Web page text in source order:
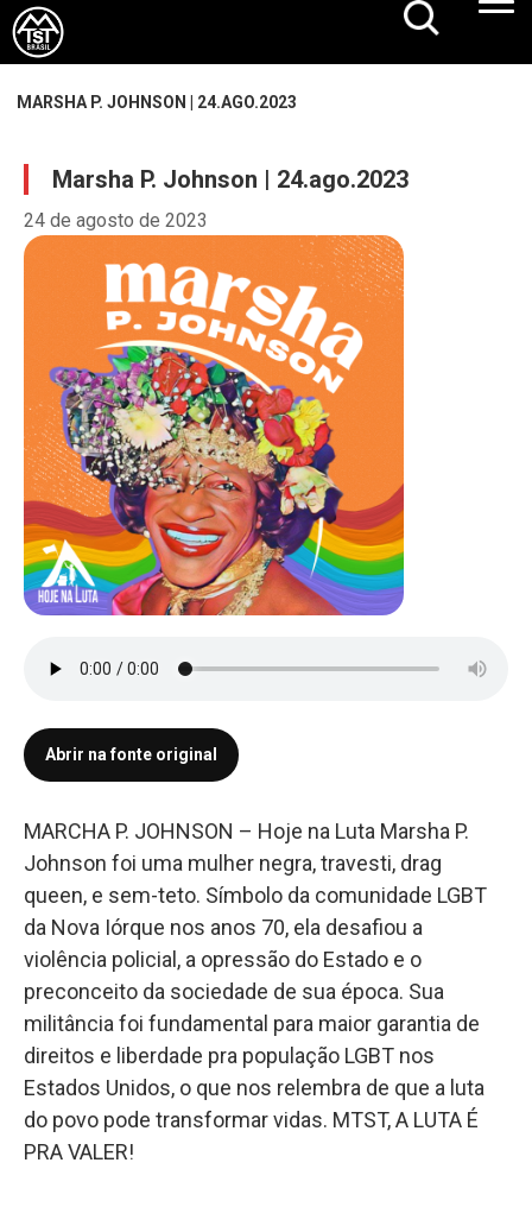
MARSHA P. JOHNSON | 24.AGO.2023
Marsha P. Johnson | 24.ago.2023
24 de agosto de 2023
Abrir na fonte original
MARCHA P. JOHNSON – Hoje na Luta Marsha P.
Johnson foi uma mulher negra, travesti, drag
queen, e sem-teto. Símbolo da comunidade LGBT
da Nova Iórque nos anos 70, ela desafiou a
violência policial, a opressão do Estado e o
preconceito da sociedade de sua época. Sua
militância foi fundamental para maior garantia de
direitos e liberdade pra população LGBT nos
Estados Unidos, o que nos relembra de que a luta
do povo pode transformar vidas. MTST, A LUTA É
PRA VALER!